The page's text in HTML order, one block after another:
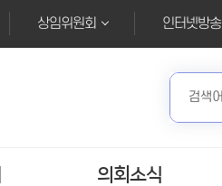
상임위원회 인터넷방송
의회소식